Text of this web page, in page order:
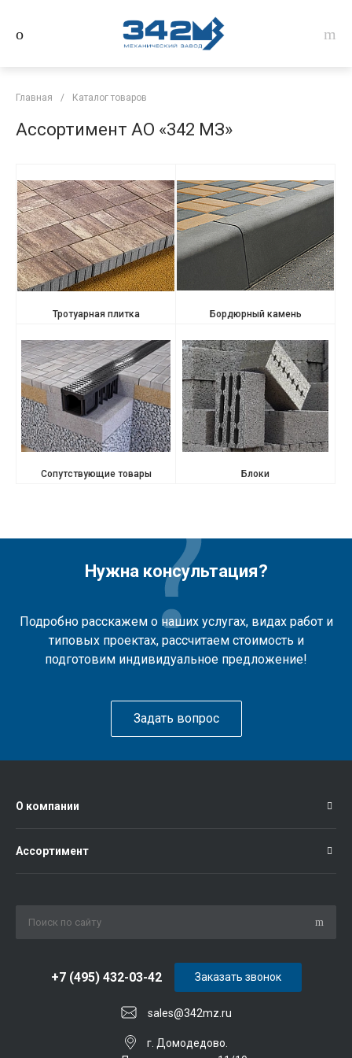
Главная / Каталог товаров
Ассортимент АО «342 МЗ»
Тротуарная плитка Бордюрный камень
Сопутствующие товары Блоки
Нужна консультация?
Подробно расскажем о наших услугах, видах работ и
типовых проектах, рассчитаем стоимость и
подготовим индивидуальное предложение!
Задать вопрос
О компании
Ассортимент
sales@342mz.ru
+7 (495) 432-03-42
г. Домодедово.
Заказать звонок